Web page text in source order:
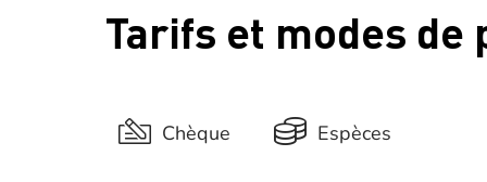
Tarifs et modes de
Chèque Espèces